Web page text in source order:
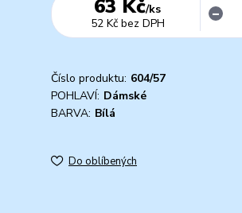
63 Kč/ks
52 Kč bez DPH
Číslo produktu: 604/57
POHLAVÍ: Dámské
BARVA: Bílá
Do oblíbených